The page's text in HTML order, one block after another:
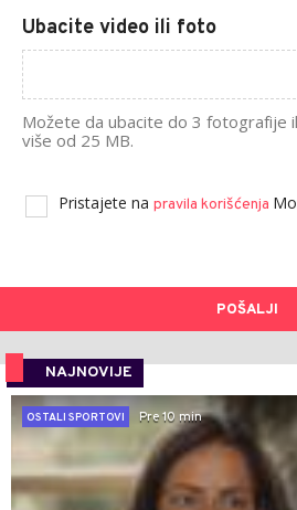
Ubacite video ili foto
Možete da ubacite do 3 fotografije
više od 25 MB.
Pristajete na pravila korišćenja
POŠALJI
NAJNOVIJE
OSTALI SPORTOVI
Pre 10 min